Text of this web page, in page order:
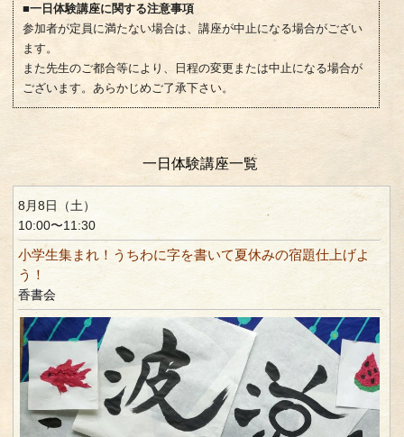
■一日体験講座に関する注意事項
参加者が定員に満たない場合は、講座が中止になる場合がござい
ます。
また先生のご都合等により、日程の変更または中止になる場合が
ございます。あらかじめご了承下さい。
一日体験講座一覧
8月8日（土）
10:00〜11:30
小学生集まれ！うちわに字を書いて夏休みの宿題仕上げよ
う！
香書会